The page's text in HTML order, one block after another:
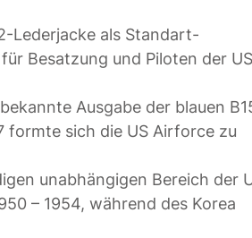
Lederjacke als Standart-
Besatzung und Piloten der US
Ausgabe der blauen
formte sich die US Airforce zu
unabhängigen Bereich der
– 1954, während des Korea